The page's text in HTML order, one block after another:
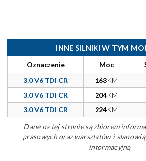
INNE SILNIKI W TYM
Oznaczenie Moc
3.0 V6 TDI CR
163KM
3.0 V6 TDI CR
204KM
3.0 V6 TDI CR
224KM
Dane na tej stronie są zbiorem
prasowych oraz warsztatów i
informacyjną